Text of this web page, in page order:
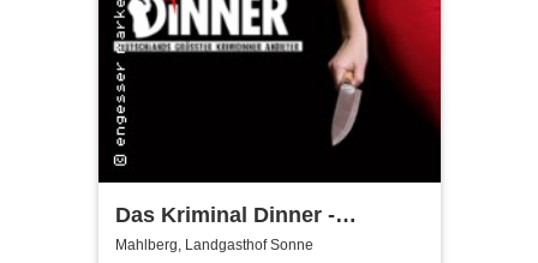
Das Kriminal Dinner -
Alpenkrimi: Knödelmord beim
Mahlberg, Landgasthof Sonne